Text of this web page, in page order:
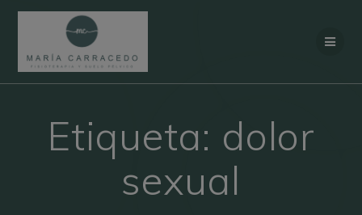
Etiqueta: dolor
sexual